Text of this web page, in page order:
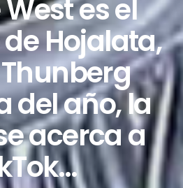
es el
Hojalata,
del año, la
acerca a